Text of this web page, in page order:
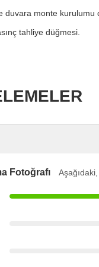
duvara monte kurulumu
tahliye düğmesi.
Fotoğrafı